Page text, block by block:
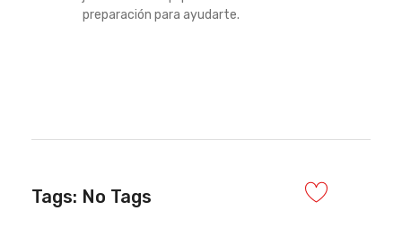
preparación para ayudarte.
Tags: No Tags